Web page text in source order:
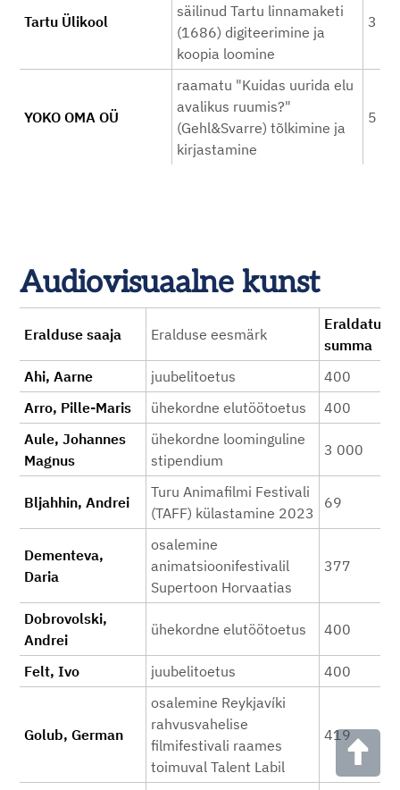
Tartu Ülikool
säilinud Tartu linnamaketi
(1686) digiteerimine ja
koopia loomine
3
YOKO OMA OÜ
raamatu "Kuidas uurida elu
avalikus ruumis?"
(Gehl&Svarre) tõlkimine ja
kirjastamine
5
Audiovisuaalne kunst
Eralduse saaja Eralduse eesmärk
Eraldatud
summa
Ahi, Aarne
juubelitoetus
400
Arro, Pille-Maris
ühekordne elutöötoetus
400
Aule, Johannes
Magnus
ühekordne loominguline
stipendium
3 000
Bljahhin, Andrei
Turu Animafilmi Festivali
(TAFF) külastamine 2023
69
Dementeva,
Daria
osalemine
animatsioonifestivalil
Supertoon Horvaatias
377
Dobrovolski,
Andrei
ühekordne elutöötoetus 400
Felt, Ivo juubelitoetus 400
Golub, German
osalemine Reykjavíki
rahvusvahelise
filmifestivali raames
toimuval Talent Labil
419